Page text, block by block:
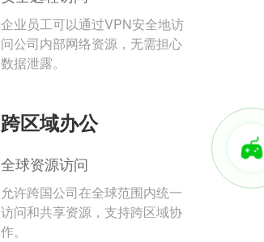
企业员工可以通过VPN安全地访
问公司内部网络资源，无需担心
数据泄露。
跨区域办公
全球资源访问
允许跨国公司在全球范围内统一
访问和共享资源，支持跨区域协
作。